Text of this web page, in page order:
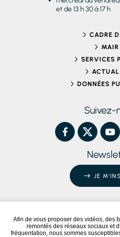
Afin de vous proposer des vidéos, des
remontés des réseaux sociaux et
fréquentation, nous sommes
et de 13 h 30 à 17 h
CADRE
SERVICES
DONNÉES
Suivez-
JE
Conformité RGAA
Partiellement